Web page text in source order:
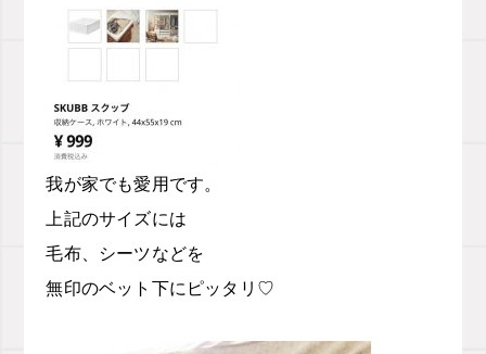
我が家でも愛用です。
上記のサイズには
毛布、シーツなどを
無印のベット下にピッタリ ♡